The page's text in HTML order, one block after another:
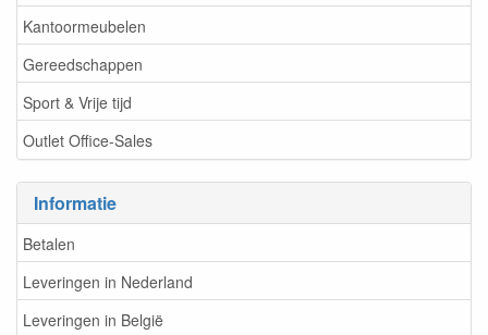
Kantoormeubelen
Gereedschappen
Sport & Vrije tijd
Outlet Office-Sales
Informatie
Betalen
Leveringen in Nederland
Leveringen in België